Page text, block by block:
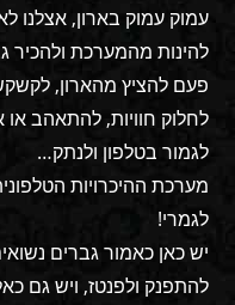
עמוק עמוק בארון, אצלנו
להינות מהמערכת ולהכיר
פעם להציץ מהארון,
לחלוק חוויות, להתאהב
לגמור בטלפון ולנתק…
מערכת ההיכרויות
לגמרי!
יש כאן כאמור גברים
להתפנק ולפנטז, ויש גם